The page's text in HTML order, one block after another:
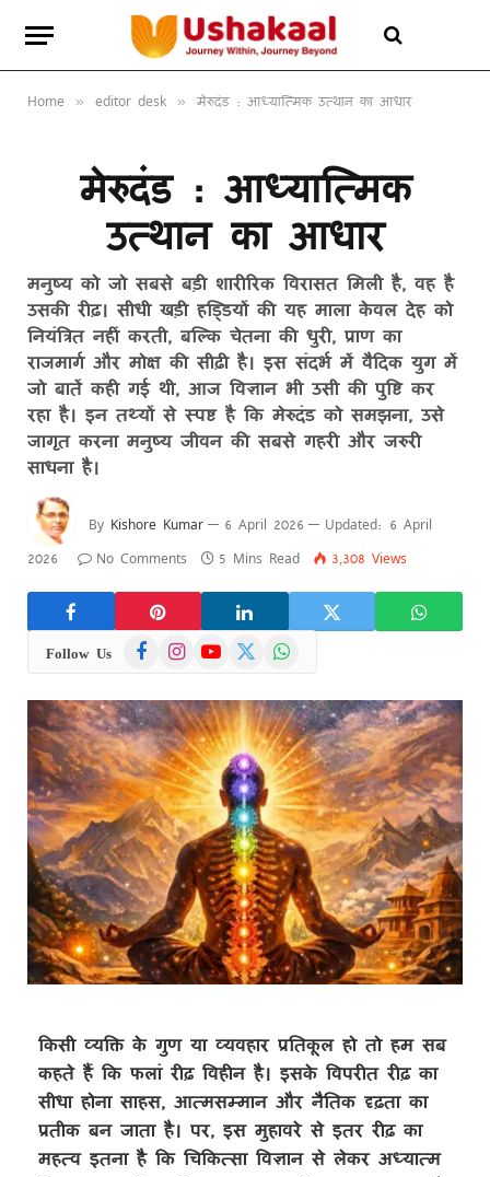
Home » editor desk » मेरुदंड : आध्यात्मिक उत्थान का आधार
मेरुदंड : आध्यात्मिक
उत्थान का आधार
मनुष्य को जो सबसे बड़ी शारीरिक विरासत मिली है, वह है
उसकी रीढ़। सीधी खड़ी हड्डियों की यह माला केवल देह को
नियंत्रित नहीं करती, बल्कि चेतना की धुरी, प्राण का
राजमार्ग और मोक्ष की सीढ़ी है। इस संदर्भ में वैदिक युग में
जो बातें कही गई थी, आज विज्ञान भी उसी की पुष्टि कर
रहा है। इन तथ्यों से स्पष्ट है कि मेरुदंड को समझना, उसे
जागृत करना मनुष्य जीवन की सबसे गहरी और जरुरी
साधना है।
By Kishore Kumar 6 April 2026 Updated: 6 April
2026
No Comments 5 Mins Read 3,308 Views
Follow Us FacebookInstagramYouTube
X
(Twitter)
WhatsApp
किसी व्यक्ति के गुण या व्यवहार प्रतिकूल हो तो हम सब
कहते हैं कि फलां रीढ़ विहीन है। इसके विपरीत रीढ़ का
सीधा होना साहस, आत्मसम्मान और नैतिक दृढ़ता का
प्रतीक बन जाता है। पर, इस मुहावरे से इतर रीढ़ का
महत्व इतना है कि चिकित्सा विज्ञान से लेकर अध्यात्म